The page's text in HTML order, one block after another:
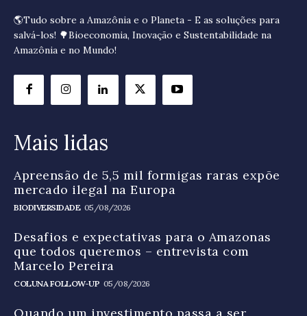
🌎Tudo sobre a Amazônia e o Planeta - E as soluções para
salvá-los! 🌳Bioeconomia, Inovação e Sustentabilidade na
Amazônia e no Mundo!
Mais lidas
Apreensão de 5,5 mil formigas raras expõe
mercado ilegal na Europa
BIODIVERSIDADE 05/08/2026
Desafios e expectativas para o Amazonas
que todos queremos – entrevista com
Marcelo Pereira
COLUNA FOLLOW-UP 05/08/2026
Quando um investimento passa a ser